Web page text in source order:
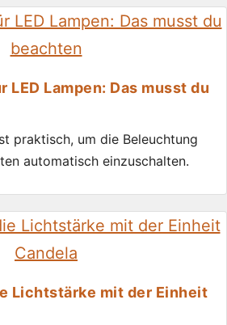
Lampen: Das musst du
praktisch, um die Beleuchtung
automatisch einzuschalten.
Lichtstärke mit der Einheit